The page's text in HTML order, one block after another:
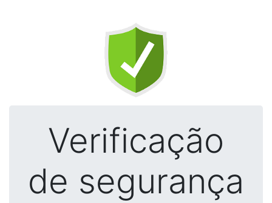
Verificação
de segurança